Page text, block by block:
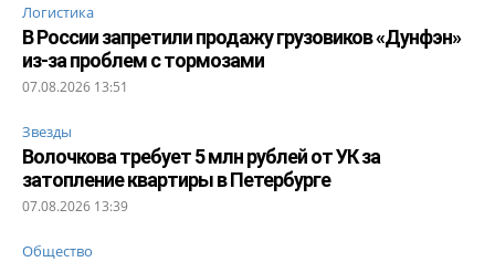
Логистика
В России запретили продажу грузовиков «Дунфэн»
из-за проблем с тормозами
07.08.2026 13:51
Звезды
Волочкова требует 5 млн рублей от УК за
затопление квартиры в Петербурге
07.08.2026 13:39
Общество